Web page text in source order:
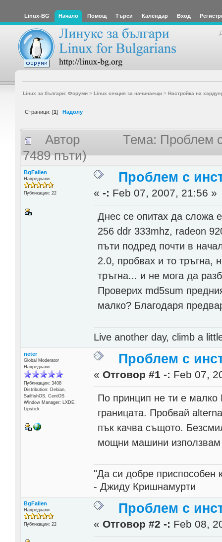
Linux-BG Начало Помощ Търси Календар Вход
Linux за българи: Форуми> Linux секция за начинаещи> Настройка на
Страници: [1] Надолу
Автор
Тема: Проблем
7489 пъти)
BgFallen
Напреднали
Публикации: 22
Проблем с
«-: Feb 07, 2007, 21:56 »
Днес се опитах да сложа
256 ddr 333mhz, radeon
пъти подред почти в
2.0, пробвах и то тръгна,
тръгна... и не мога да
Проверих md5sum
малко? Благодаря
Live another day, climb a
neter
Global Moderator
Напреднали
Публикации: 3408
Distribution: Debian,
SailfishOS, CentOS
Window Manager: LXDE,
Lipstick
Проблем с
« Отговор #1 -: Feb 07,
По принцип не ти е малко
границата. Пробвай
пък качва същото.
мощни машини използвам
"Да си добре приспособен
- Джиду Кришнамурти
BgFallen
Напреднали
Публикации: 22
Проблем с
« Отговор #2 -: Feb 08,